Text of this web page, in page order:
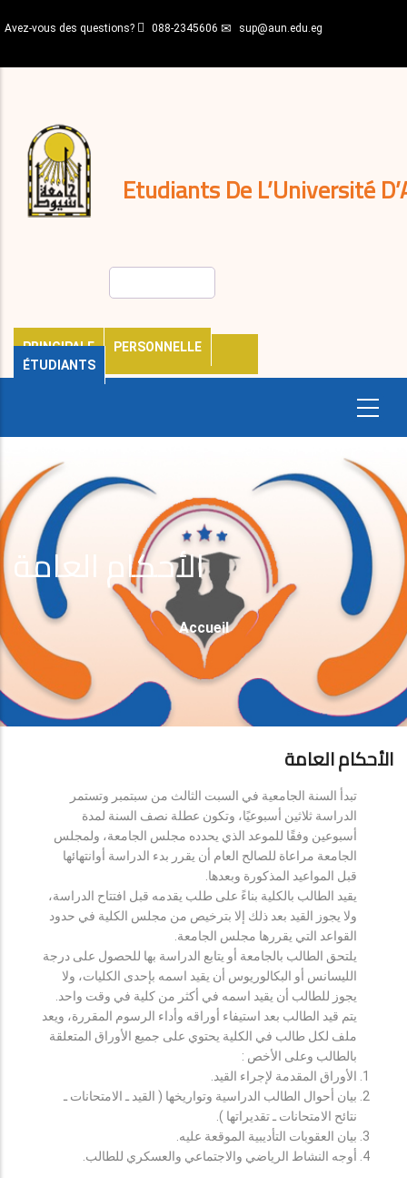
au
principal
Avez-vous des questions? 088-2345606 sup@aun.edu.eg
Etudiants De L’Université
PRINCIPALE
PERSONNELLE
ÉTUDIANTS
décisions
Expatriés
Journal
الأحكام العامة
Fil
D'Ariane
Accueil
الأحكام العامة
تبدأ السنة الجامعية في السبت الثالث من سبتمبر وتستمر
الدراسة ثلاثين أسبوعيًا، وتكون عطلة نصف السنة لمدة
أسبوعين وفقًا للموعد الذي يحدده مجلس الجامعة، ولمجلس
الجامعة مراعاة للصالح العام أن يقرر بدء الدراسة أوانتهائها
قبل المواعيد المذكورة وبعدها.
يقيد الطالب بالكلية بناءً على طلب يقدمه قبل افتتاح الدراسة،
ولا يجوز القيد بعد ذلك إلا بترخيص من مجلس الكلية في حدود
القواعد التي يقررها مجلس الجامعة.
يلتحق الطالب بالجامعة أو يتابع الدراسة بها للحصول على درجة
الليسانس أو البكالوريوس أن يقيد اسمه بإحدى الكليات، ولا
يجوز للطالب أن يقيد اسمه في أكثر من كلية في وقت واحد.
يتم قيد الطالب بعد استيفاء أوراقه وأداء الرسوم المقررة، ويعد
ملف لكل طالب في الكلية يحتوي على جميع الأوراق المتعلقة
بالطالب وعلى الأخص :
الأوراق المقدمة لإجراء القيد.
بيان أحوال الطالب الدراسية وتواريخها ( القيد ـ الامتحانات ـ
نتائح الامتحانات ـ تقديراتها ).
بيان العقوبات التأديبية الموقعة عليه.
أوجه النشاط الرياضي والاجتماعي والعسكري للطالب.